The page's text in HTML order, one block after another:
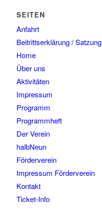
SEITEN
Anfahrt
Beitrittserklärung / Satzung
Home
Über uns
Aktivitäten
Impressum
Programm
Programmheft
Der Verein
halbNeun
Förderverein
Impressum Förderverein
Kontakt
Ticket-Info